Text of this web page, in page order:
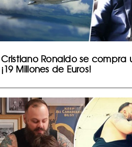
Cristiano Ronaldo se compra
¡19 Millones de Euros!